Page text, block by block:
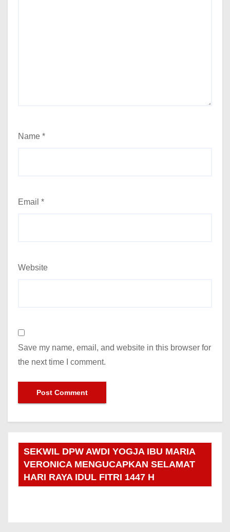
Name *
Email *
Website
Save my name, email, and website in this browser for
the next time I comment.
SEKWIL DPW AWDI YOGJA IBU MARIA
VERONICA MENGUCAPKAN SELAMAT
HARI RAYA IDUL FITRI 1447 H